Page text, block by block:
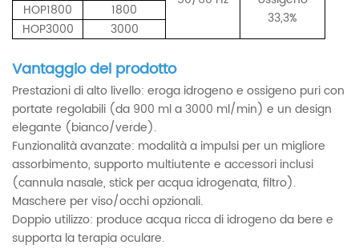
33,3%
HOP1800
1800
HOP3000
3000
Vantaggio del prodotto
Prestazioni di alto livello: eroga idrogeno e ossigeno puri con
portate regolabili (da 900 ml a 3000 ml/min) e un design
elegante (bianco/verde).
Funzionalità avanzate: modalità a impulsi per un migliore
assorbimento, supporto multiutente e accessori inclusi
(cannula nasale, stick per acqua idrogenata, filtro).
Maschere per viso/occhi opzionali.
Doppio utilizzo: produce acqua ricca di idrogeno da bere e
supporta la terapia oculare.